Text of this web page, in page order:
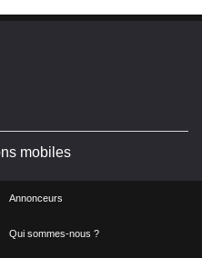
mobiles
Annonceurs
Qui sommes-nous ?